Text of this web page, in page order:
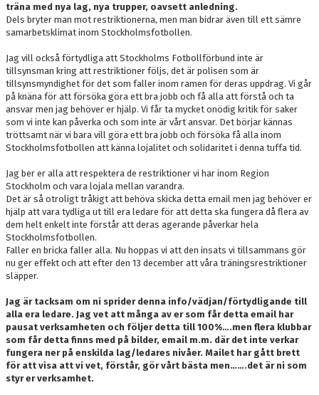
träna med nya lag, nya trupper, oavsett anledning.
Dels bryter man mot restriktionerna, men man bidrar även till ett sämre
samarbetsklimat inom Stockholmsfotbollen.
Jag vill också förtydliga att Stockholms Fotbollförbund inte är
tillsynsman kring att restriktioner följs, det är polisen som är
tillsynsmyndighet för det som faller inom ramen för deras uppdrag. Vi går
på knäna för att försöka göra ett bra jobb och få alla att förstå och ta
ansvar men jag behöver er hjälp. Vi får ta mycket onödig kritik för saker
som vi inte kan påverka och som inte är vårt ansvar. Det börjar kännas
tröttsamt när vi bara vill göra ett bra jobb och försöka få alla inom
Stockholmsfotbollen att känna lojalitet och solidaritet i denna tuffa tid.
Jag ber er alla att respektera de restriktioner vi har inom Region
Stockholm och vara lojala mellan varandra.
Det är så otroligt tråkigt att behöva skicka detta email men jag behöver er
hjälp att vara tydliga ut till era ledare för att detta ska fungera då flera av
dem helt enkelt inte förstår att deras agerande påverkar hela
Stockholmsfotbollen.
Faller en bricka faller alla. Nu hoppas vi att den insats vi tillsammans gör
nu ger effekt och att efter den 13 december att våra träningsrestriktioner
släpper.
Jag är tacksam om ni sprider denna info/vädjan/förtydligande till
alla era ledare. Jag vet att många av er som får detta email har
pausat verksamheten och följer detta till 100%….men flera klubbar
som får detta finns med på bilder, email m.m. där det inte verkar
fungera ner på enskilda lag/ledares nivåer. Mailet har gått brett
för att visa att vi vet, förstår, gör vårt bästa men…….det är ni som
styr er verksamhet.